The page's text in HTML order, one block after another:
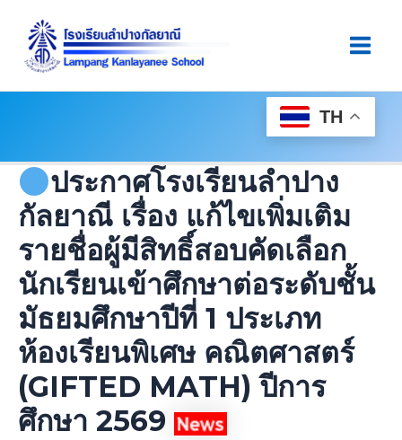
Content
TH
ประกาศโรงเรียนลำปาง
กัลยาณี เรื่อง แก้ไขเพิ่มเติม
รายชื่อผู้มีสิทธิ์สอบคัดเลือก
นักเรียนเข้าศึกษาต่อระดับชั้น
มัธยมศึกษาปีที่ 1 ประเภท
ห้องเรียนพิเศษ คณิตศาสตร์
(GIFTED MATH) ปีการ
ศึกษา 2569
Navigation